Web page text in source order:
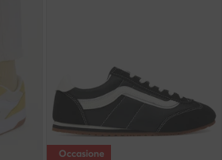
Occasione